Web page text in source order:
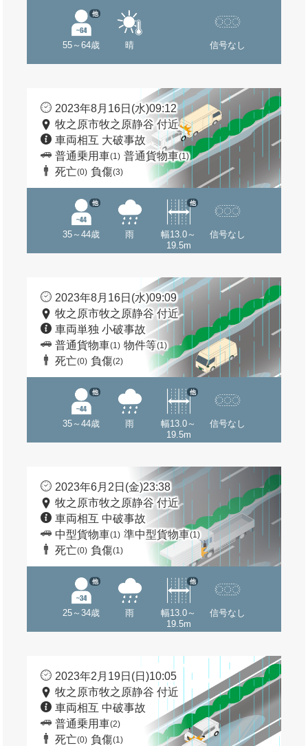
55～64歳
他
晴 信号なし
2023年8月16日(水)09:12
牧之原市牧之原静谷 付近
車両相互 大破事故
普通乗用車(1) 普通貨物車(1)
死亡(0) 負傷(3)
35～44歳
他
雨
幅13.0～
19.5m
他
信号なし
2023年8月16日(水)09:09
牧之原市牧之原静谷 付近
車両単独 小破事故
普通貨物車(1) 物件等(1)
死亡(0) 負傷(2)
35～44歳
他
雨
幅13.0～
19.5m
他
信号なし
2023年6月2日(金)23:38
牧之原市牧之原静谷 付近
車両相互 中破事故
中型貨物車(1) 準中型貨物車(1)
死亡(0) 負傷(1)
25～34歳
他
雨
幅13.0～
19.5m
他
信号なし
2023年2月19日(日)10:05
牧之原市牧之原静谷 付近
車両相互 中破事故
普通乗用車(2)
死亡(0) 負傷(1)